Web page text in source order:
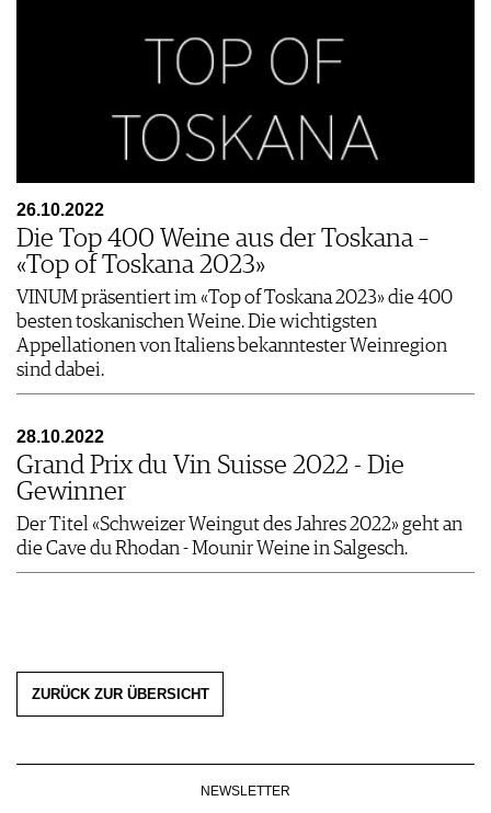
26.10.2022
Die Top 400 Weine aus der Toskana –
«Top of Toskana 2023»
VINUM präsentiert im «Top of Toskana 2023» die 400
besten toskanischen Weine. Die wichtigsten
Appellationen von Italiens bekanntester Weinregion
sind dabei.
28.10.2022
Grand Prix du Vin Suisse 2022 - Die
Gewinner
Der Titel «Schweizer Weingut des Jahres 2022» geht an
die Cave du Rhodan - Mounir Weine in Salgesch.
ZURÜCK ZUR ÜBERSICHT
NEWSLETTER